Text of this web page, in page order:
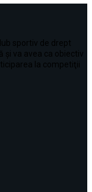
sportiv de drept
și va avea ca obiectiv
la competiţii